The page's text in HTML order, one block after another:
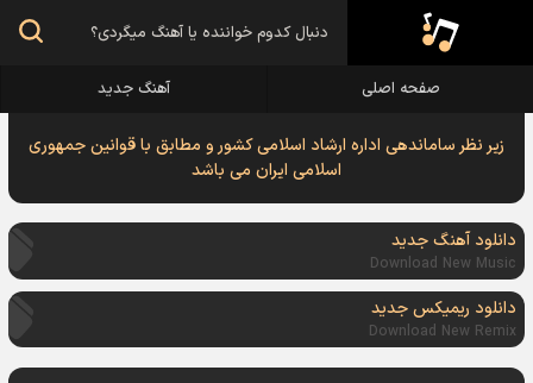
صفحه اصلی آهنگ جدید
زیر نظر ساماندهی اداره ارشاد اسلامی کشور و مطابق با قوانین جمهوری
اسلامی ایران می باشد
دانلود آهنگ جدید
Download New Music
دانلود ریمیکس جدید
Download New Remix